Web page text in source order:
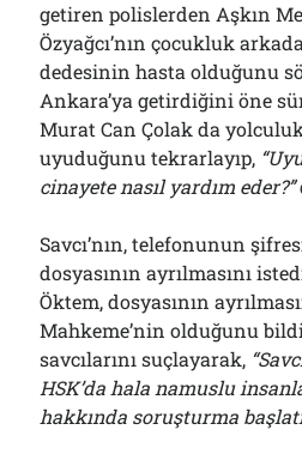
getiren polislerden Aşkın
Özyağcı’nın çocukluk
dedesinin hasta olduğunu
Ankara’ya getirdiğini öne
Murat Can Çolak da
uyuduğunu tekrarlayıp,
cinayete nasıl yardım eder?”
Savcı’nın, telefonunun
dosyasının ayrılmasını
Öktem, dosyasının
Mahkeme’nin olduğunu
savcılarını suçlayarak,
HSK’da hala namuslu
hakkında soruşturma